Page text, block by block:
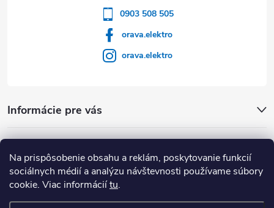
Na prispôsobenie obsahu a reklám, poskytovanie funkcií
sociálnych médií a analýzu návštevnosti používame súbory
cookie. Viac informáciítu.
0903 508 505
orava.elektro
orava.elektro
Informácie pre vás